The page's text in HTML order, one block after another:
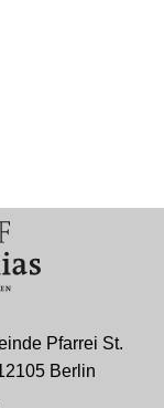
Pfarrei St.
Berlin